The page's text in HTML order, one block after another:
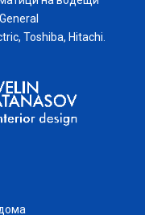
Toshiba, Hitachi.